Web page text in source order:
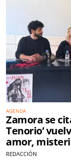
AGENDA
Zamora se
Tenorio’
amor,
REDACCIÓN